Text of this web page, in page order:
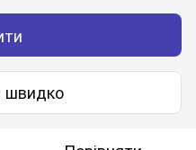
швидко